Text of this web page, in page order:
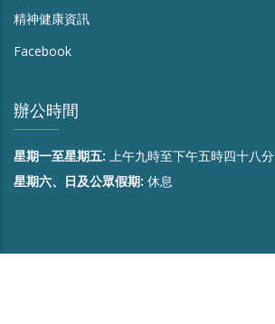
精神健康資訊
Facebook
辦公時間
星期一至星期五: 上午九時至下午五時四十八分
星期六、日及公眾假期: 休息